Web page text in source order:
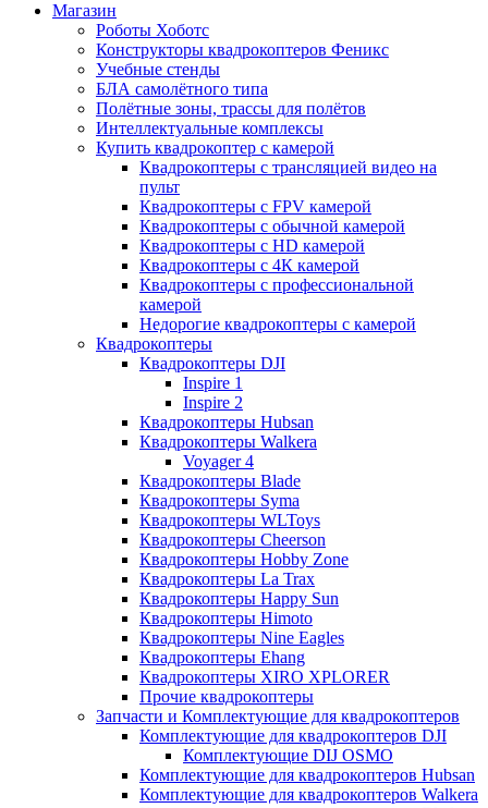
Магазин
Роботы Хоботс
Конструкторы квадрокоптеров Феникс
Учебные стенды
БЛА самолётного типа
Полётные зоны, трассы для полётов
Интеллектуальные комплексы
Купить квадрокоптер с камерой
Квадрокоптеры с трансляцией видео на
пульт
Квадрокоптеры с FPV камерой
Квадрокоптеры с обычной камерой
Квадрокоптеры с HD камерой
Квадрокоптеры с 4К камерой
Квадрокоптеры с профессиональной
камерой
Недорогие квадрокоптеры с камерой
Квадрокоптеры
Квадрокоптеры DJI
Inspire 1
Inspire 2
Квадрокоптеры Hubsan
Квадрокоптеры Walkera
Voyager 4
Квадрокоптеры Blade
Квадрокоптеры Syma
Квадрокоптеры WLToys
Квадрокоптеры Cheerson
Квадрокоптеры Hobby Zone
Квадрокоптеры La Trax
Квадрокоптеры Happy Sun
Квадрокоптеры Himoto
Квадрокоптеры Nine Eagles
Квадрокоптеры Ehang
Квадрокоптеры XIRO XPLORER
Прочие квадрокоптеры
Запчасти и Комплектующие для квадрокоптеров
Комплектующие для квадрокоптеров DJI
Комплектующие DIJ OSMO
Комплектующие для квадрокоптеров Hubsan
Комплектующие для квадрокоптеров Walkera